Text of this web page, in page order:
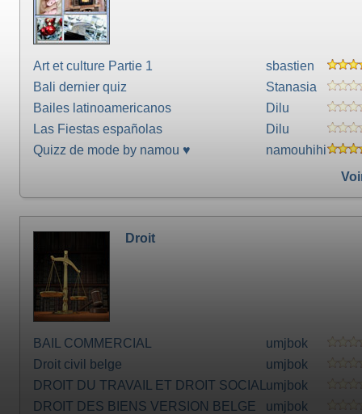
Art et culture Partie 1
sbastien
Bali dernier quiz
Stanasia
Bailes latinoamericanos
Dilu
Las Fiestas españolas
Dilu
Quizz de mode by namou ♥
namouhihi
Droit
BAIL COMMERCIAL
umjbok
Droit civil belge
umjbok
DROIT DU TRAVAIL ET DROIT SOCIAL
BELGE
umjbok
DROIT DES BIENS VERSION BELGE
umjbok